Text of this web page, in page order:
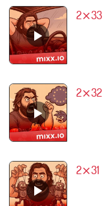
2⨯33
2⨯32
2⨯31